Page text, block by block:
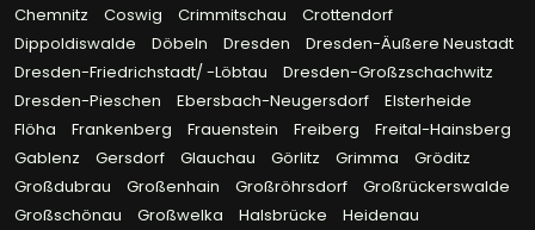
Chemnitz
Coswig Crimmitschau
Crottendorf
Dippoldiswalde
Döbeln Dresden
Dresden-Äußere Neustadt
Dresden-Friedrichstadt/ -Löbtau
Dresden-Großzschachwitz
Dresden-Pieschen
Ebersbach-Neugersdorf
Elsterheide
Flöha
Frankenberg Frauenstein Freiberg
Freital-Hainsberg
Gablenz
Gersdorf Glauchau Görlitz Grimma
Gröditz
Großdubrau
Großenhain Großröhrsdorf
Großrückerswalde
Großschönau
Großwelka Halsbrücke
Heidenau